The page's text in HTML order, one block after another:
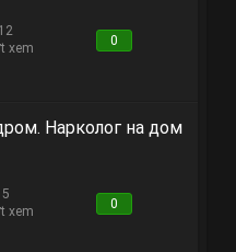
12
xem
0
Нарколог на дом
5
xem
0